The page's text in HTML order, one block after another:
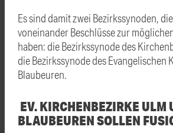
Es sind damit zwei Bezirkssynoden,
voneinander Beschlüsse zur
haben: die Bezirkssynode des
die Bezirkssynode des Evangelischen
Blaubeuren.
EV. KIRCHENBEZIRKE ULM
BLAUBEUREN SOLLEN